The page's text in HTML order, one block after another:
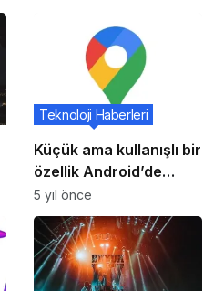
Küçük ama kullanışlı bir
özellik Android’de
Google Haritalar’a geri
dönüyor
Teknoloji Haberleri
5 yıl önce